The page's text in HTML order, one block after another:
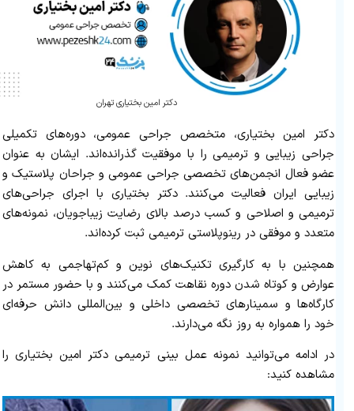
دکتر امین بختیاری تهران
دکتر امین بختیاری، متخصص جراحی عمومی، دوره‌های تکمیلی
جراحی زیبایی و ترمیمی را با موفقیت گذرانده‌اند. ایشان به‌ عنوان
عضو فعال انجمن‌های تخصصی جراحی عمومی و جراحان پلاستیک و
زیبایی ایران فعالیت می‌کنند. دکتر بختیاری با اجرای جراحی‌های
ترمیمی و اصلاحی و کسب درصد بالای رضایت زیباجویان، نمونه‌های
متعدد و موفقی در رینوپلاستی ترمیمی ثبت کرده‌اند.
همچنین با به‌ کارگیری تکنیک‌های نوین و کم‌تهاجمی به کاهش
عوارض و کوتاه‌ شدن دوره نقاهت کمک می‌کنند و با حضور مستمر در
کارگاه‌ها و سمینارهای تخصصی داخلی و بین‌المللی دانش حرفه‌ای
خود را همواره به‌ روز نگه می‌دارند.
در ادامه می‌توانید نمونه عمل بینی ترمیمی دکتر امین بختیاری را
مشاهده کنید: